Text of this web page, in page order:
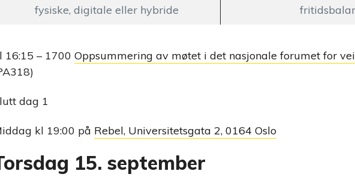
fysiske, digitale eller hybride
16:15 – 1700Oppsummering av møtet i det nasjonale forumet for
dag 1
kl 19:00 på Rebel, Universitetsgata 2, 0164 Oslo
15. september